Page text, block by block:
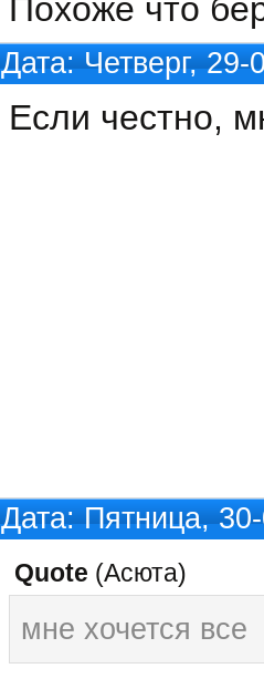
Похоже что
Дата: Четверг,
Если честно,
Дата: Пятница,
Quote (Асюта)
мне хочется все